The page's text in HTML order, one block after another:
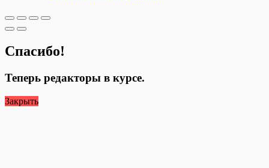
Спасибо!
Теперь редакторы в курсе.
Закрыть